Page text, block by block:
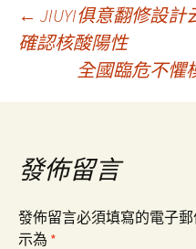
文
導
覽
← JIUYI俱意翻修設
確認核酸陽性
全國臨危不懼
發佈留言
發佈留言必須填寫的電子
示為 *